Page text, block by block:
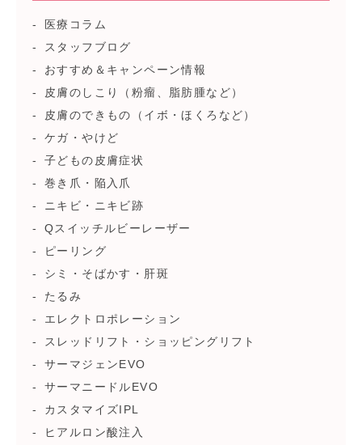
医療コラム
スタッフブログ
おすすめ＆キャンペーン情報
皮膚のしこり（粉瘤、脂肪腫など）
皮膚のできもの（イボ・ほくろなど）
ケガ・やけど
子どもの皮膚症状
巻き爪・陥入爪
ニキビ・ニキビ跡
Qスイッチルビーレーザー
ピーリング
シミ・そばかす・肝斑
たるみ
エレクトロポレーション
スレッドリフト・ショッピングリフト
サーマジェンEVO
サーマニードルEVO
カスタマイズIPL
ヒアルロン酸注入